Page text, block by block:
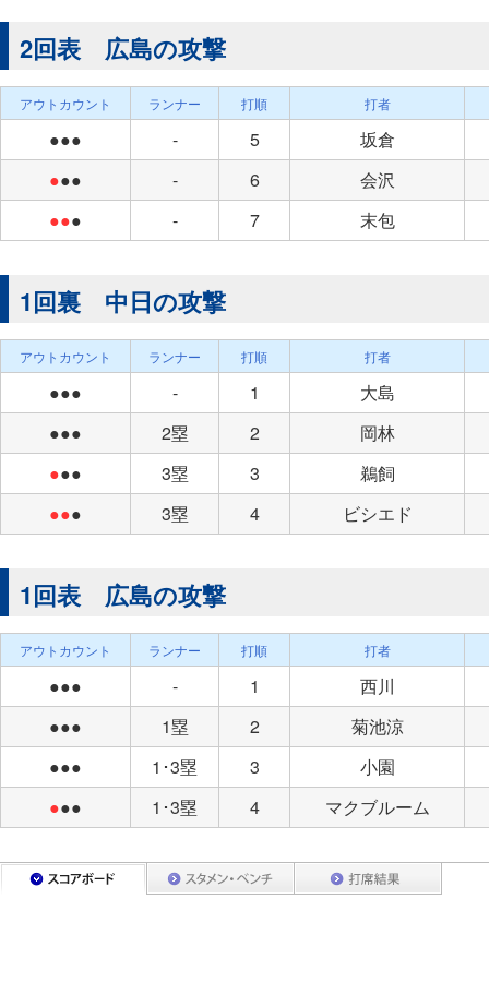
2回表 広島の攻撃
アウトカウント ランナー 打順 打者
●●● - 5
坂倉
●●● - 6
会沢
●●● - 7 末包
1回裏 中日の攻撃
アウトカウント ランナー 打順 打者
●●● - 1
大島
●●●
2塁 2
岡林
●●● 3塁 3
鵜飼
●●● 3塁 4 ビシエド
1回表 広島の攻撃
アウトカウント ランナー 打順 打者
●●● - 1
西川
●●●
1塁 2
菊池涼
●●●
1･3塁 3
小園
●●● 1･3塁 4 マクブルーム